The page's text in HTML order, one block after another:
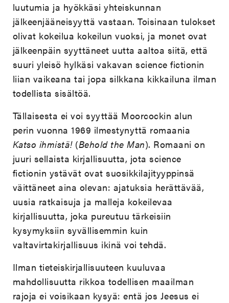
luutumia ja hyökkäsi yhteiskunnan
jälkeenjääneisyyttä vastaan. Toisinaan tulokset
olivat kokeilua kokeilun vuoksi, ja monet ovat
jälkeenpäin syyttäneet uutta aaltoa siitä, että
suuri yleisö hylkäsi vakavan science fictionin
liian vaikeana tai jopa silkkana kikkailuna ilman
todellista sisältöä.
Tällaisesta ei voi syyttää Moorcockin alun
perin vuonna 1969 ilmestynyttä romaania
Katso ihmistä!(Behold the Man). Romaani on
juuri sellaista kirjallisuutta, jota science
fictionin ystävät ovat suosikkilajityyppinsä
väittäneet aina olevan: ajatuksia herättävää,
uusia ratkaisuja ja malleja kokeilevaa
kirjallisuutta, joka pureutuu tärkeisiin
kysymyksiin syvällisemmin kuin
valtavirtakirjallisuus ikinä voi tehdä.
Ilman tieteiskirjallisuuteen kuuluvaa
mahdollisuutta rikkoa todellisen maailman
rajoja ei voisikaan kysyä: entä jos Jeesus ei